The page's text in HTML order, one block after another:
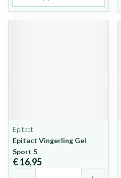
Epitact
Epitact Vingerling Gel
Sport S
€ 16,95